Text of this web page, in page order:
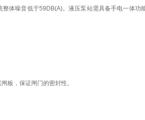
体噪音低于59DB(A)。液压泵站需具备手电一体功
板，保证闸门的密封性。